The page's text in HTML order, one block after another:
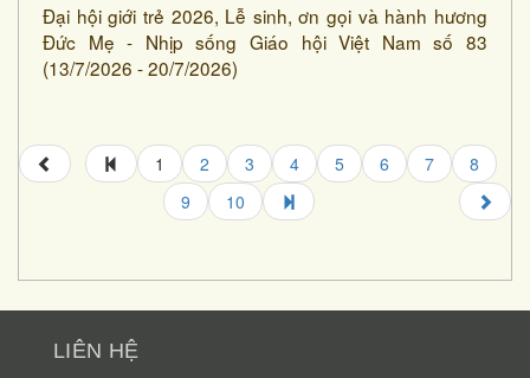
Đại hội giới trẻ 2026, Lễ sinh, ơn gọi và hành hương
Đức Mẹ - Nhịp sống Giáo hội Việt Nam số 83
(13/7/2026 - 20/7/2026)
1 2 3 4 5 6 7
8
9
10
LIÊN HỆ